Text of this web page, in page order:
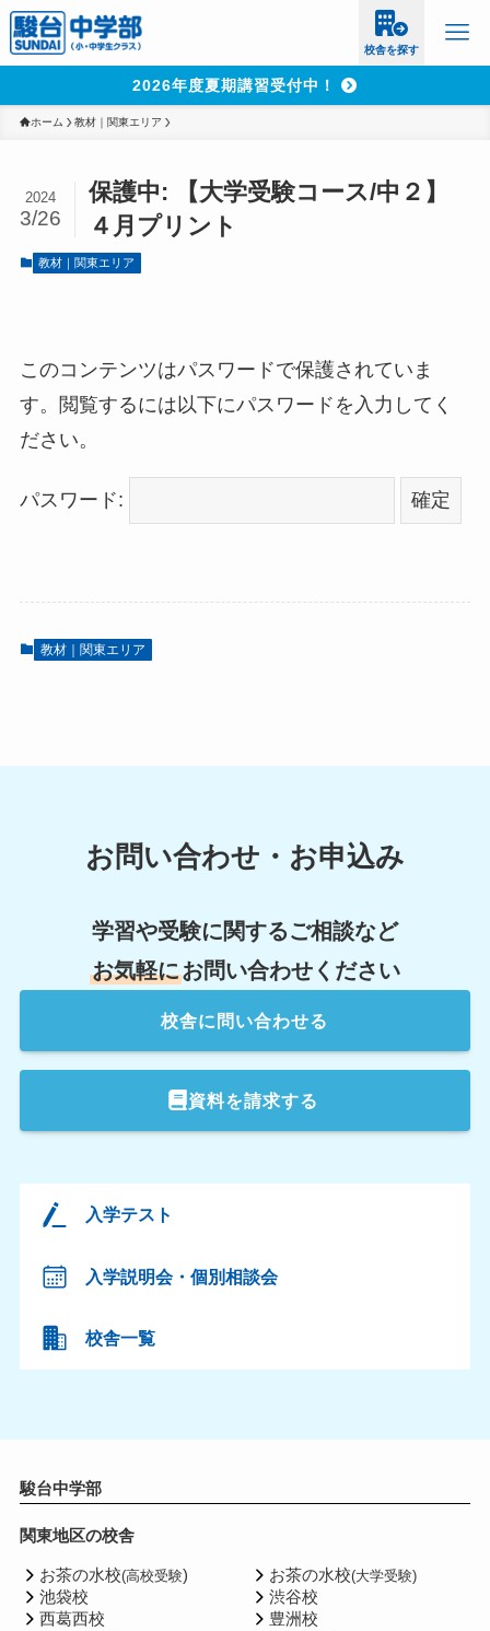
校舎を探す
2026年度夏期講習受付中！
ホーム 教材｜関東エリア
保護中: 【大学受験コース/中２】
４月プリント
2024
3/26
教材｜関東エリア
このコンテンツはパスワードで保護されていま
す。閲覧するには以下にパスワードを入力してく
ださい。
パスワード:
教材｜関東エリア
お問い合わせ・お申込み
学習や受験に関するご相談など
お気軽にお問い合わせください
校舎に問い合わせる
資料を請求する
入学テスト
入学説明会・個別相談会
校舎一覧
駿台中学部
関東地区の校舎
お茶の水校(高校受験)
池袋校
西葛西校
お茶の水校(大学受験)
渋谷校
豊洲校